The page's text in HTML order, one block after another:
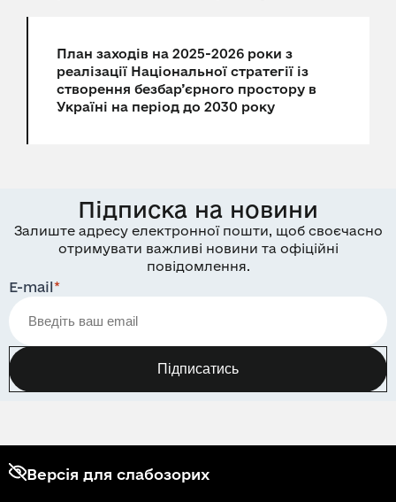
План заходів на 2025-2026 роки з
реалізації Національної стратегії із
створення безбар’єрного простору в
Україні на період до 2030 року
Підписка на новини
Залиште адресу електронної пошти, щоб своєчасно
отримувати важливі новини та офіційні
повідомлення.
E-mail*
Підписатись
Версія для слабозорих